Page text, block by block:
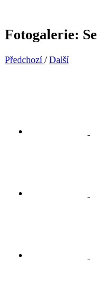
Fotogalerie:
Předchozí / Další